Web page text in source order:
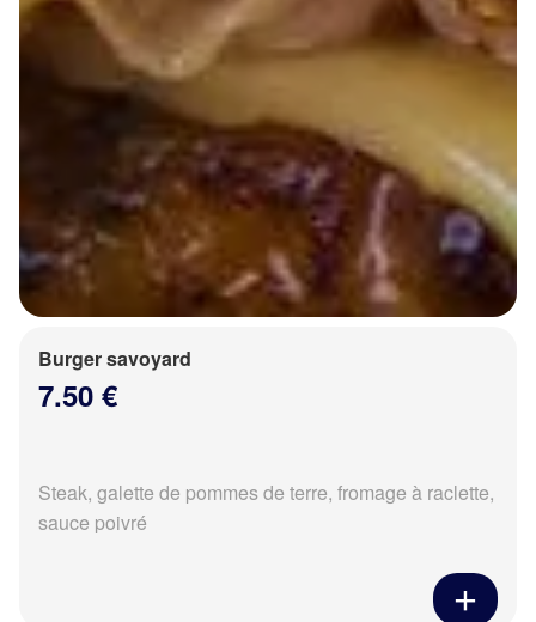
Burger savoyard
7.50 €
Steak, galette de pommes de terre, fromage à raclette,
sauce poivré